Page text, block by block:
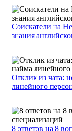
Соискатели на
знания
Отклик из чата:
линейного
8 ответов на 8